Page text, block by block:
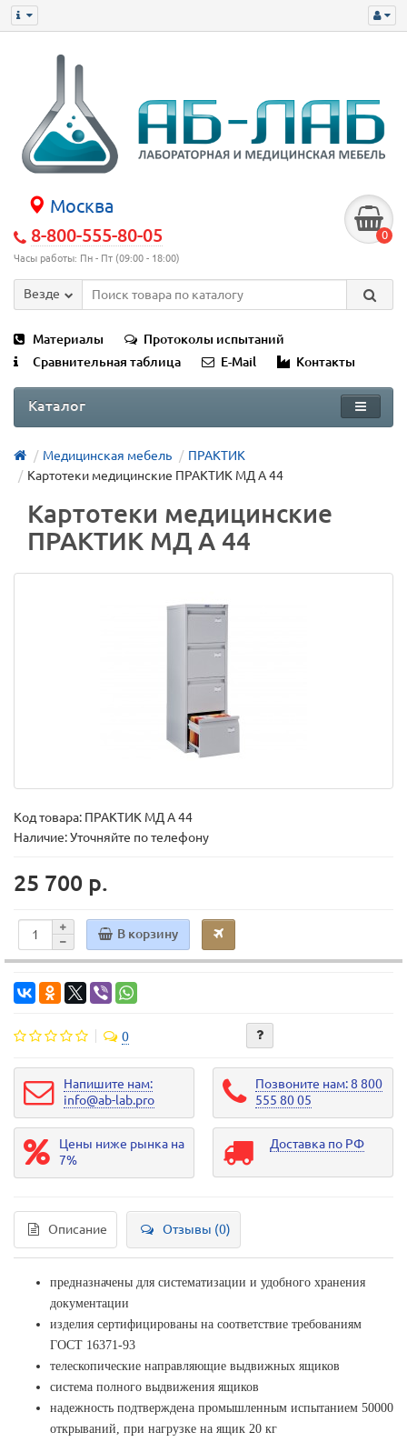
Москва
8-800-555-80-05
Часы работы: Пн - Пт (09:00 - 18:00)
0
Везде
Материалы
Протоколы испытаний
Сравнительная таблица
E-Mail Контакты
Каталог
Медицинская мебель
ПРАКТИК
Картотеки медицинские ПРАКТИК МД A 44
Картотеки медицинские
ПРАКТИК МД A 44
Код товара: ПРАКТИК МД A 44
Наличие: Уточняйте по телефону
25 700 р.
В корзину
0
Напишите нам:
info@ab-lab.pro
Позвоните нам: 8 800
555 80 05
Цены ниже рынка на
7%
Доставка по РФ
Описание Отзывы (0)
предназначены для систематизации и удобного хранения
документации
изделия сертифицированы на соответствие требованиям
ГОСТ 16371-93
телескопические направляющие выдвижных ящиков
система полного выдвижения ящиков
надежность подтверждена промышленным испытанием 50000
открываний, при нагрузке на ящик 20 кг